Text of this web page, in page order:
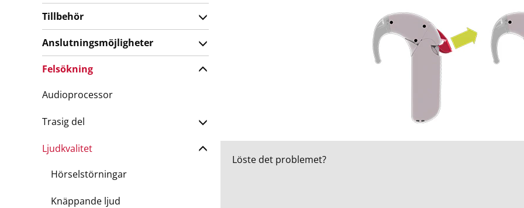
Löste det problemet?
Tillbehör
Anslutningsmöjligheter
Felsökning
Audioprocessor
Trasig del
Ljudkvalitet
Hörselstörningar
Knäppande ljud